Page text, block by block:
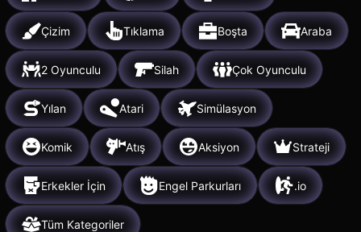
Çizim Tıklama Boşta Araba
2 Oyunculu Silah Çok Oyunculu
Yılan Atari Simülasyon
Komik Atış Aksiyon Strateji
Erkekler İçin Engel Parkurları .io
Tüm Kategoriler